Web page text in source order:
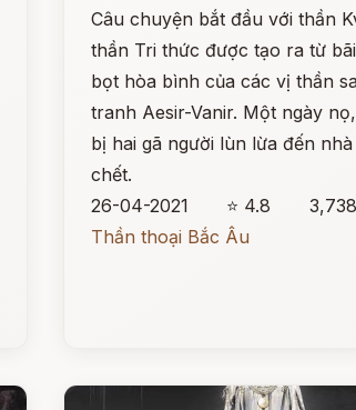
Câu chuyện bắt đầu với thần
thần Tri thức được tạo ra từ
bọt hòa bình của các vị thần
tranh Aesir-Vanir. Một ngày
bị hai gã người lùn lừa đến
chết.
26-04-2021
⭐ 4.8
Thần thoại Bắc Âu